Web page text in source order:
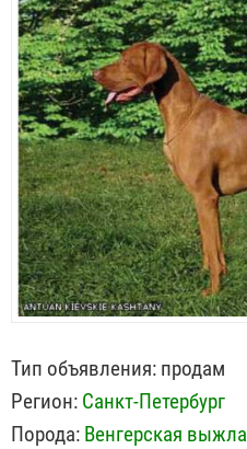
Тип объявления: продам
Регион: Санкт-Петербург
Порода: Венгерская выжла